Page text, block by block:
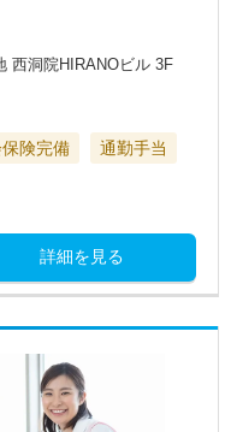
西洞院HIRANOビル 3F
険完備
通勤手当
詳細を見る